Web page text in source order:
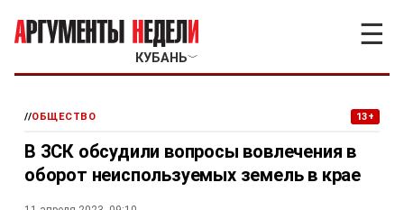
КУБАНЬ﹀
☰
//ОБЩЕСТВО 13+
В ЗСК обсудили вопросы вовлечения в
оборот неиспользуемых земель в крае